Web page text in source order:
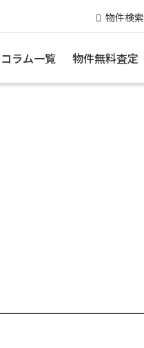
物件検索
コラム一覧 物件無料査定